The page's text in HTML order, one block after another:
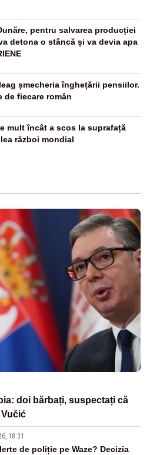
pentru salvarea producției
detona o stâncă și va devia apa
șmecheria înghețării pensiilor.
de fiecare român
mult încât a scos la suprafață
război mondial
doi bărbați, suspectați că
18:31
de poliție pe Waze? Decizia